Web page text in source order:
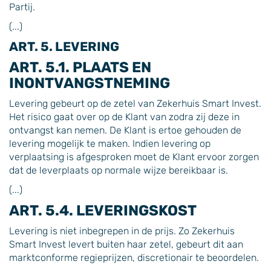
Partij.
(...)
ART. 5. LEVERING
ART. 5.1. PLAATS EN
INONTVANGSTNEMING
Levering gebeurt op de zetel van Zekerhuis Smart Invest.
Het risico gaat over op de Klant van zodra zij deze in
ontvangst kan nemen. De Klant is ertoe gehouden de
levering mogelijk te maken. Indien levering op
verplaatsing is afgesproken moet de Klant ervoor zorgen
dat de leverplaats op normale wijze bereikbaar is.
(...)
ART. 5.4. LEVERINGSKOST
Levering is niet inbegrepen in de prijs. Zo Zekerhuis
Smart Invest levert buiten haar zetel, gebeurt dit aan
marktconforme regieprijzen, discretionair te beoordelen.